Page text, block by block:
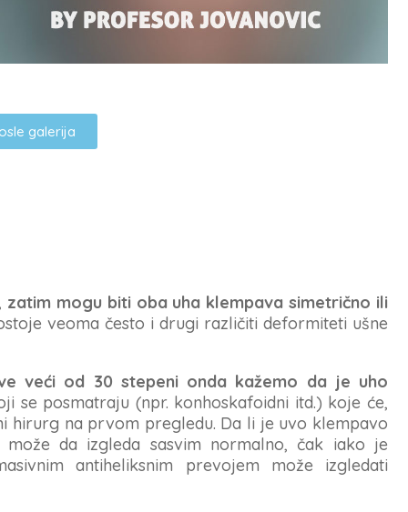
galerija
mogu biti oba uha klempava simetrično ili
veoma često i drugi različiti deformiteti ušne
veći od 30 stepeni onda kažemo da je uho
posmatraju (npr. konhoskafoidni itd.) koje će,
hirurg na prvom pregledu. Da li je uvo klempavo
da izgleda sasvim normalno, čak iako je
antiheliksnim prevojem može izgledati